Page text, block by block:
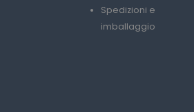
Spedizioni e
imballaggio